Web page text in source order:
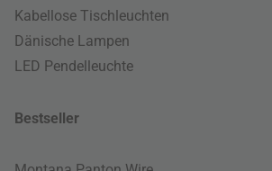
Kabellose Tischleuchten
Dänische Lampen
LED Pendelleuchte
Bestseller